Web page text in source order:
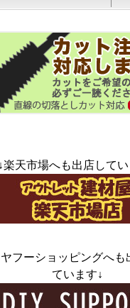
↓楽天市場へも出店してい
ヤフーショッピングへも
ています↓